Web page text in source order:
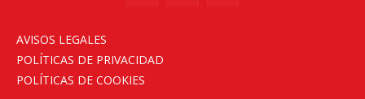
AVISOS LEGALES
POLÍTICAS DE PRIVACIDAD
POLÍTICAS DE COOKIES